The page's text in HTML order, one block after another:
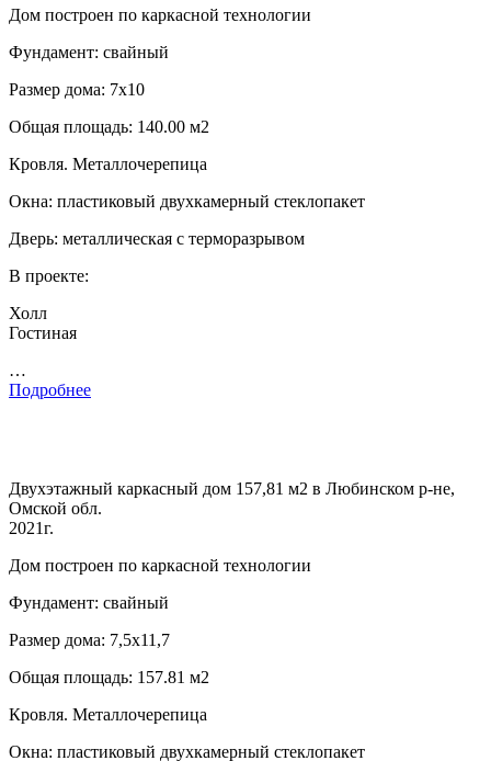
Дом построен по каркасной технологии
Фундамент: свайный
Размер дома: 7х10
Общая площадь: 140.00 м2
Кровля. Металлочерепица
Окна: пластиковый двухкамерный стеклопакет
Дверь: металлическая с терморазрывом
В проекте:
Холл
Гостиная
…
Подробнее
Двухэтажный каркасный дом 157,81 м2 в Любинском р-не,
Омской обл.
2021г.
Дом построен по каркасной технологии
Фундамент: свайный
Размер дома: 7,5х11,7
Общая площадь: 157.81 м2
Кровля. Металлочерепица
Окна: пластиковый двухкамерный стеклопакет